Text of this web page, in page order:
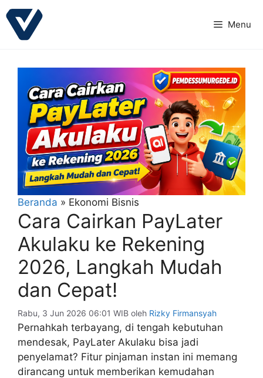
Langsung
ke
Menu
Beranda » Ekonomi Bisnis
Cara Cairkan PayLater
Akulaku ke Rekening
2026, Langkah Mudah
dan Cepat!
Rabu, 3 Jun 2026 06:01 WIB oleh Rizky Firmansyah
Pernahkah terbayang, di tengah kebutuhan
mendesak, PayLater Akulaku bisa jadi
penyelamat? Fitur pinjaman instan ini memang
dirancang untuk memberikan kemudahan